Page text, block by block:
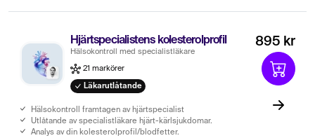
Hjärtspecialistens kolesterolprofil
Hälsokontroll med specialistläkare
21 markörer
Läkarutlåtande
Hälsokontroll framtagen av hjärtspecialist
Utlåtande av specialistläkare hjärt-kärlsjukdomar.
Analys av din kolesterolprofil/blodfetter.
895 kr